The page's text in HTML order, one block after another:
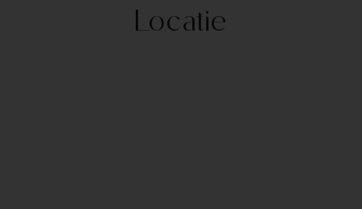
Locatie